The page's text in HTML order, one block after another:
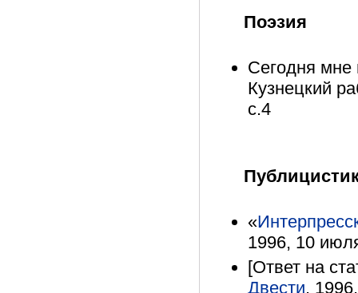
Поэзия
Сегодня мне
Кузнецкий
с.4
«
1996, 10
[Ответ на
Двести,